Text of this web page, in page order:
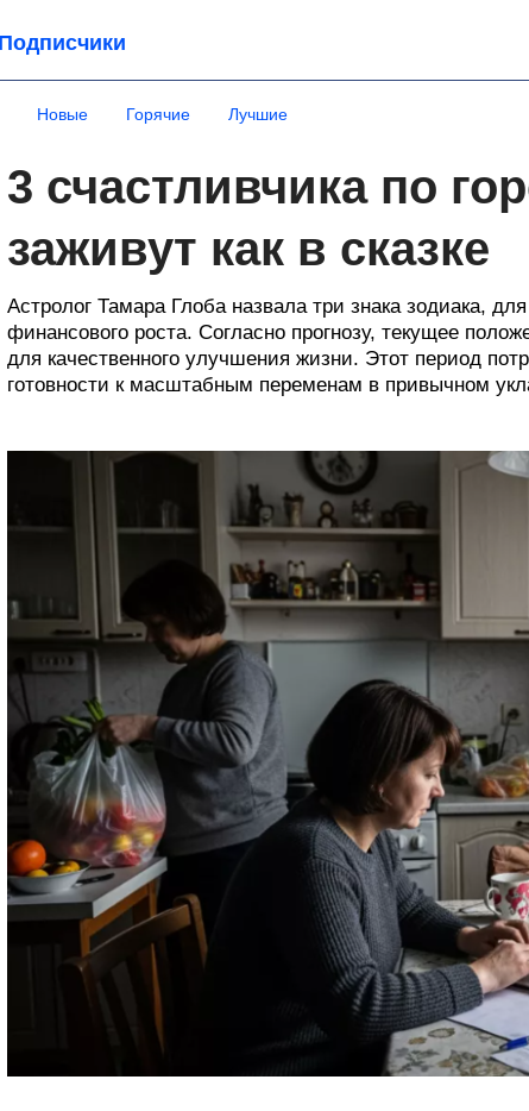
Подписчики
Новые Горячие Лучшие
3 счастливчика по
заживут как в сказке
Астролог Тамара Глоба назвала три знака зодиака,
финансового роста. Согласно прогнозу, текущее
для качественного улучшения жизни. Этот период
готовности к масштабным переменам в привычном